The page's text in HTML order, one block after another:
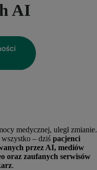
AI
medycznej, uległ zmianie.
– dziś pacjenci
przez AI, mediów
oraz zaufanych serwisów
.